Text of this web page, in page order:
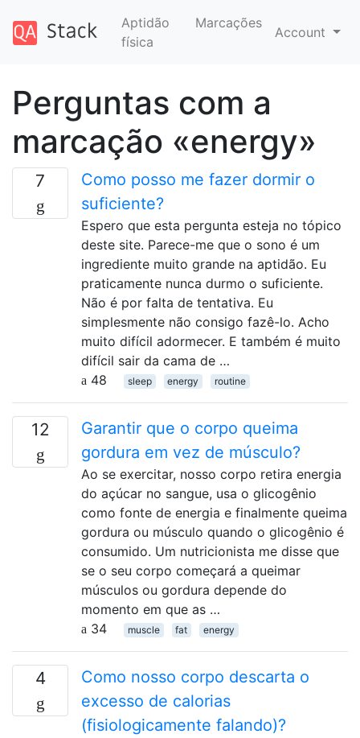
Aptidão
física
Marcações
Account
Perguntas com a
marcação «energy»
7
Como posso me fazer dormir o
suficiente?
Espero que esta pergunta esteja no tópico
deste site. Parece-me que o sono é um
ingrediente muito grande na aptidão. Eu
praticamente nunca durmo o suficiente.
Não é por falta de tentativa. Eu
simplesmente não consigo fazê-lo. Acho
muito difícil adormecer. E também é muito
difícil sair da cama de …
48
sleep energy routine
12
Garantir que o corpo queima
gordura em vez de músculo?
Ao se exercitar, nosso corpo retira energia
do açúcar no sangue, usa o glicogênio
como fonte de energia e finalmente queima
gordura ou músculo quando o glicogênio é
consumido. Um nutricionista me disse que
se o seu corpo começará a queimar
músculos ou gordura depende do
momento em que as …
34
muscle fat energy
4
Como nosso corpo descarta o
excesso de calorias
(fisiologicamente falando)?